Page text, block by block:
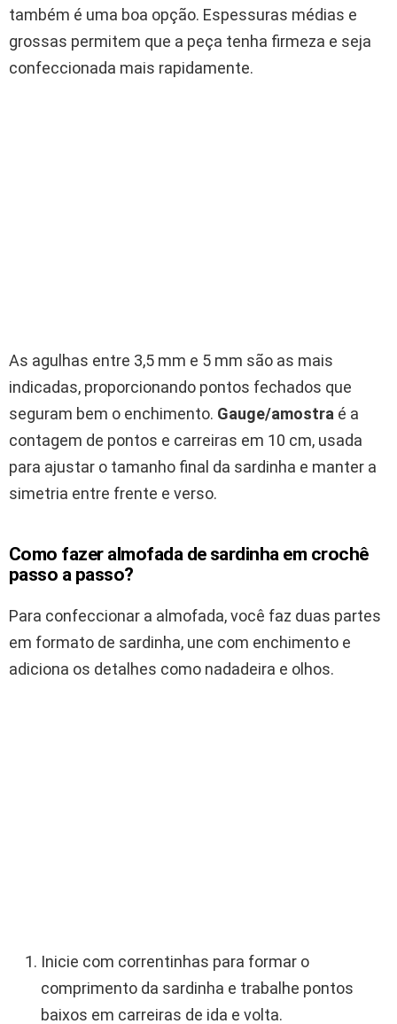
também é uma boa opção. Espessuras médias e
grossas permitem que a peça tenha firmeza e seja
confeccionada mais rapidamente.
As agulhas entre 3,5 mm e 5 mm são as mais
indicadas, proporcionando pontos fechados que
seguram bem o enchimento. Gauge/amostra é a
contagem de pontos e carreiras em 10 cm, usada
para ajustar o tamanho final da sardinha e manter a
simetria entre frente e verso.
Como fazer almofada de sardinha em crochê
passo a passo?
Para confeccionar a almofada, você faz duas partes
em formato de sardinha, une com enchimento e
adiciona os detalhes como nadadeira e olhos.
Inicie com correntinhas para formar o
comprimento da sardinha e trabalhe pontos
baixos em carreiras de ida e volta.